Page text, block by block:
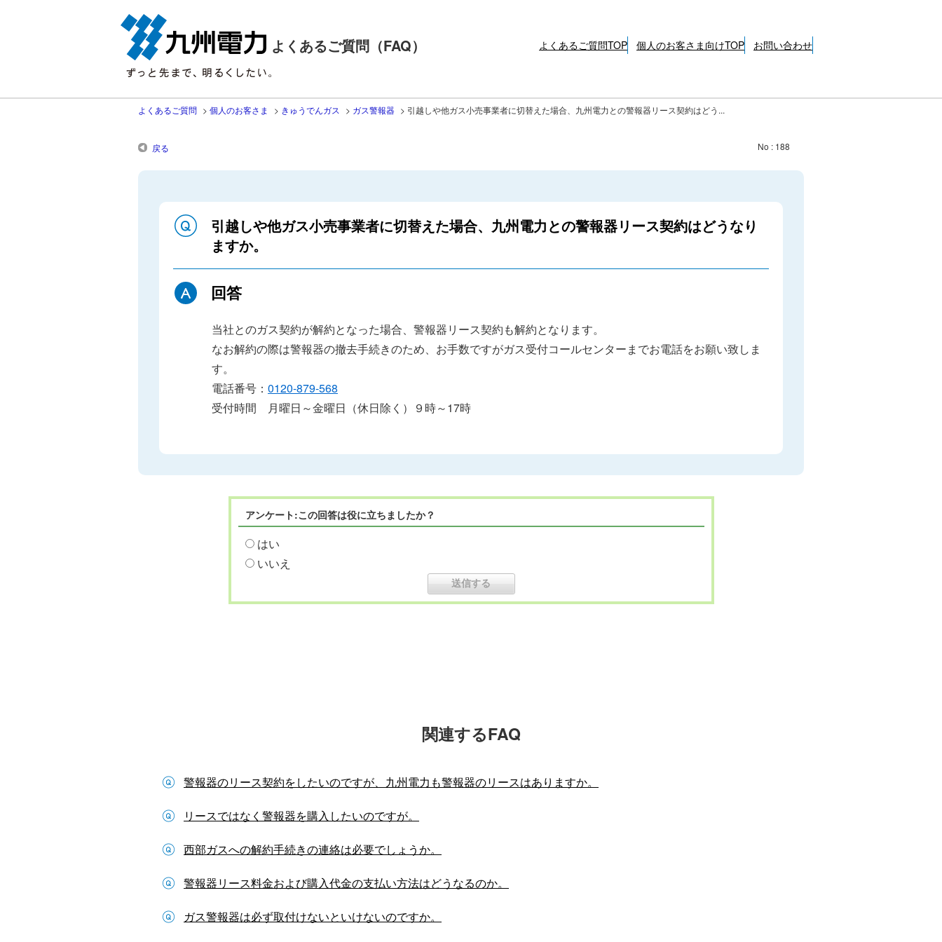
よくあるご質問（FAQ） よくあるご質問TOP 個人のお客さま向けTOP お問い合わせ
よくあるご質問 > 個人のお客さま > きゅうでんガス > ガス警報器 > 引越しや他ガス小売事業者に切替えた場合、九州電力との警報器リース契約はどう...
戻る No : 188
引越しや他ガス小売事業者に切替えた場合、九州電力との警報器リース契約はどうなり
ますか。
回答
当社とのガス契約が解約となった場合、警報器リース契約も解約となります。
なお解約の際は警報器の撤去手続きのため、お手数ですがガス受付コールセンターまでお電話をお願い致しま
す。
電話番号： 0120-879-568
受付時間 月曜日～金曜日（休日除く）９時～17時
アンケート:この回答は役に立ちましたか？
はい
いいえ
関連するFAQ
警報器のリース契約をしたいのですが、九州電力も警報器のリースはありますか。
リースではなく警報器を購入したいのですが。
西部ガスへの解約手続きの連絡は必要でしょうか。
警報器リース料金および購入代金の支払い方法はどうなるのか。
ガス警報器は必ず取付けないといけないのですか。